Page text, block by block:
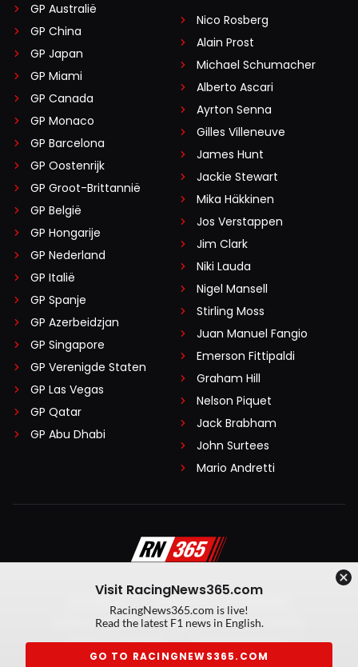
GP Australië
GP China
GP Japan
GP Miami
GP Canada
GP Monaco
GP Barcelona
GP Oostenrijk
GP Groot-Brittannië
GP België
GP Hongarije
GP Nederland
GP Italië
GP Spanje
GP Azerbeidzjan
GP Singapore
GP Verenigde Staten
GP Las Vegas
GP Qatar
GP Abu Dhabi
Nico Rosberg
Alain Prost
Michael Schumacher
Alberto Ascari
Ayrton Senna
Gilles Villeneuve
James Hunt
Jackie Stewart
Mika Häkkinen
Jos Verstappen
Jim Clark
Niki Lauda
Nigel Mansell
Stirling Moss
Juan Manuel Fangio
Emerson Fittipaldi
Graham Hill
Nelson Piquet
Jack Brabham
John Surtees
Mario Andretti
Algemene voorwaarden
Privacy Policy
Created by On Your Marks
Privacy manager
Kansspeluitingen
Visit RacingNews365.com
RacingNews365.com is live!
Read the latest F1 news in English.
GO TO RACINGNEWS365.COM